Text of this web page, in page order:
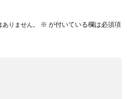
りません。 ※ が付いている欄は必須項